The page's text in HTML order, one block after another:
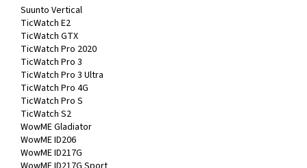
Suunto Vertical
TicWatch E2
TicWatch GTX
TicWatch Pro 2020
TicWatch Pro 3
TicWatch Pro 3 Ultra
TicWatch Pro 4G
TicWatch Pro S
TicWatch S2
WowME Gladiator
WowME ID206
WowME ID217G